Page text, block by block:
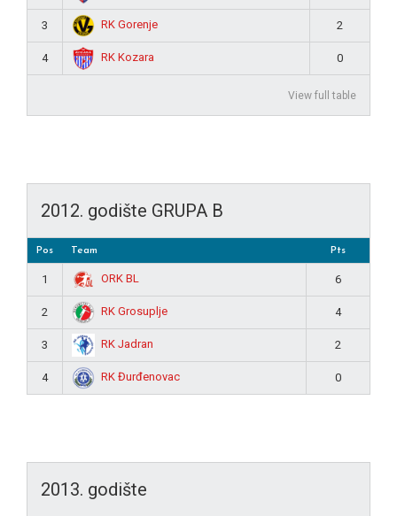
3 RK Gorenje 2
4 RK Kozara 0
View full table
2012. godište GRUPA B
Pos Team Pts
1 ORK BL 6
2 RK Grosuplje 4
3 RK Jadran 2
4 RK Đurđenovac 0
2013. godište